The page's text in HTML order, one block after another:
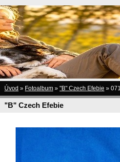
Úvod » Fotoalbum » "B" Czech Efebie » 071
"B" Czech Efebie